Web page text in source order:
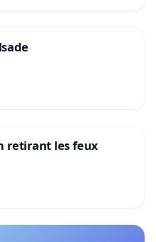
retirant les feux